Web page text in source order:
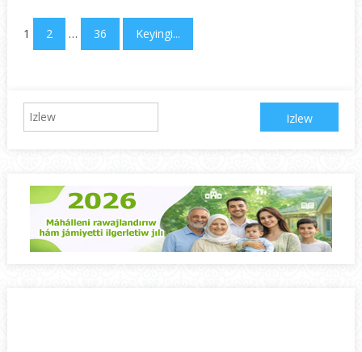
1 2 … 36 Keyingi...
Izlew: